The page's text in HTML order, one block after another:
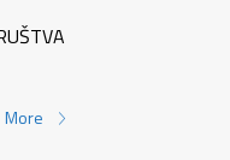
More